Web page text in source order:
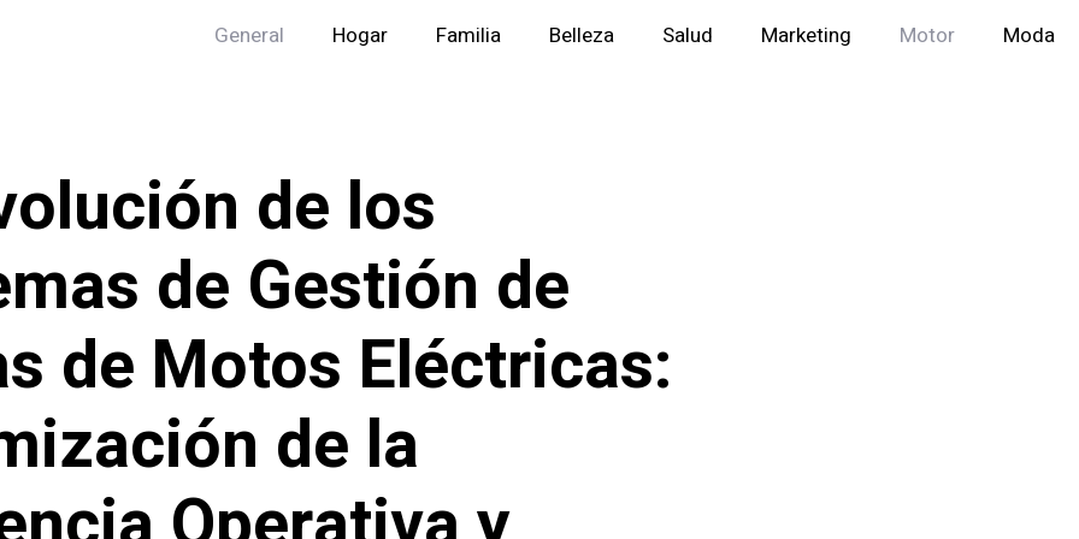
General Hogar Familia Belleza Salud Marketing Motor Moda
de los
de Gestión de
de Motos Eléctricas:
de la